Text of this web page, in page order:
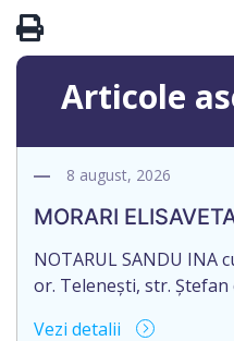
Articole
8 august, 2026
MORARI
NOTARUL SANDU INA
or. Telenești, str.
Vezi detalii